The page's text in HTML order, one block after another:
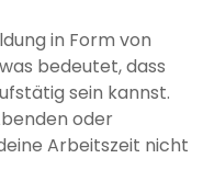
in Form von
bedeutet, dass
sein kannst.
oder
Arbeitszeit nicht